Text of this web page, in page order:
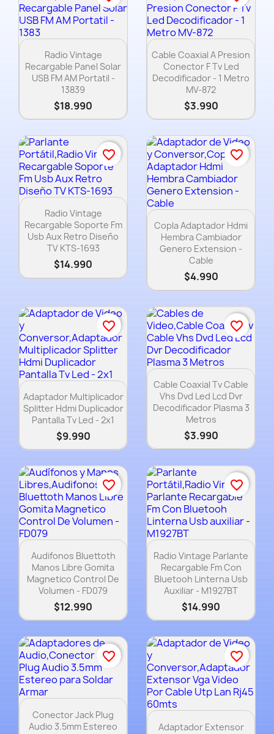
Vista rápida
Radio Vintage
Recargable Panel Solar
USB FM AM Portatil -
13839
$18.990
Vista rápida
Cable Coaxial A Presion
Conector F Tv Led
Decodificador - 1 Metro
MV-872
$3.990
Vista rápida
Radio Vintage
Recargable Soporte Fm
Usb Aux Retro Diseño
TV KTS-1693
$14.990
favorite_border
 Vista rápida
Copla Adaptador Hdmi
Hembra Cambiador
Genero Extension -
Cable
$4.990
favorite_border
Vista rápida
Adaptador Multiplicador
Splitter Hdmi Duplicador
Pantalla Tv Led - 2x1
$9.990
favorite_border
Vista rápida
Cable Coaxial Tv Cable
Vhs Dvd Led Lcd Dvr
Decodificador Plasma 3
Metros
$3.990
favorite_border
Vista rápida
Audifonos Bluettoth
Manos Libre Gomita
Magnetico Control De
Volumen - FD079
$12.990
favorite_border
Vista rápida
Radio Vintage Parlante
Recargable Fm Con
Bluetooh Linterna Usb
Auxiliar - M1927BT
$14.990
favorite_border
Vista rápida
Conector Jack Plug
Audio 3.5mm Estereo
favorite_border
Vista rápida
Adaptador Extensor
favorite_border